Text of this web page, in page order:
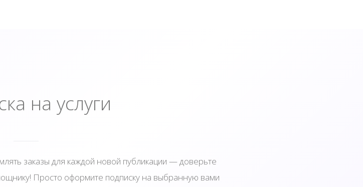
на услуги
заказы для каждой новой публикации — доверьте
Просто оформите подписку на выбранную вами